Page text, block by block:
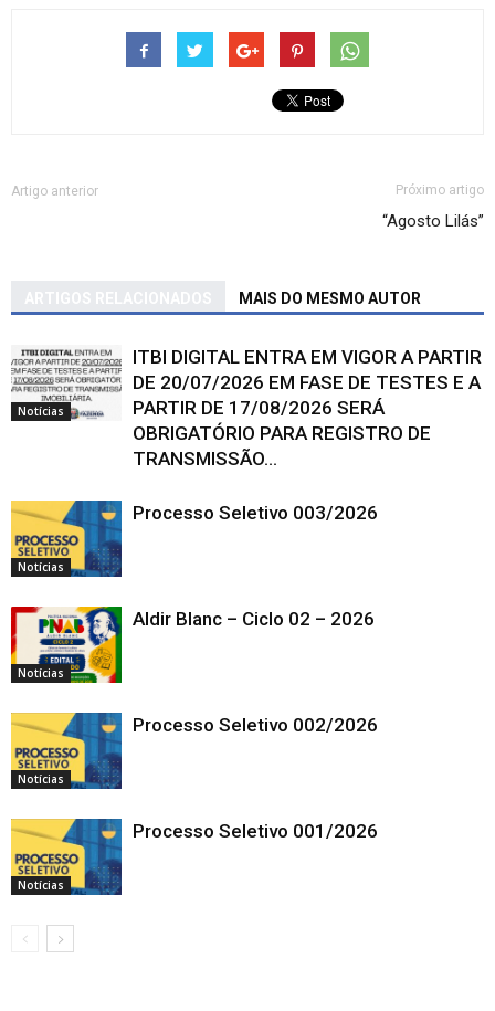
Artigo anterior Próximo artigo
“Agosto Lilás”
MAIS DO MESMO AUTOR
Notícias
ITBI DIGITAL ENTRA EM VIGOR A PARTIR
DE 20/07/2026 EM FASE DE TESTES E A
PARTIR DE 17/08/2026 SERÁ
OBRIGATÓRIO PARA REGISTRO DE
TRANSMISSÃO...
Notícias
Processo Seletivo 003/2026
Notícias
Aldir Blanc – Ciclo 02 – 2026
Notícias
Processo Seletivo 002/2026
Notícias
Processo Seletivo 001/2026